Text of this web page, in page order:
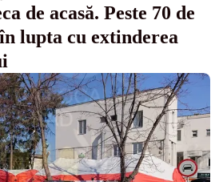
de acasă. Peste 70 de
lupta cu extinderea